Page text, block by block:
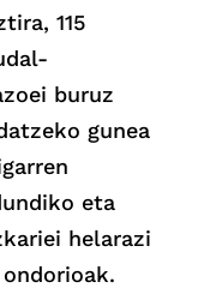
115
buruz
gunea
eta
helarazi